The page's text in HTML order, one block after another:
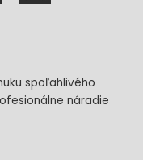
spoľahlivého
náradie